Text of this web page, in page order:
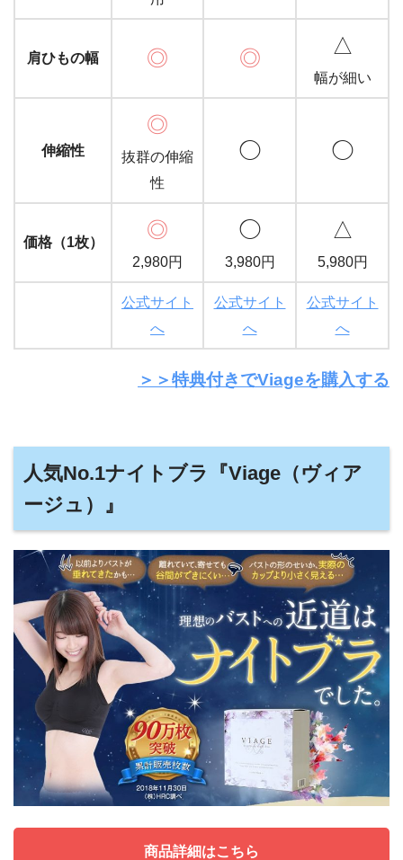
肩ひもの幅 ◎ ◎
△
幅が細い
伸縮性
◎
抜群の伸縮
性
◯ ◯
価格（1枚）
◎
2,980円
◯
3,980円
△
5,980円
公式サイト
へ
公式サイト
へ
公式サイト
へ
＞＞特典付きでViageを購入する
人気No.1ナイトブラ『Viage（ヴィア
ージュ）』
商品詳細はこちら